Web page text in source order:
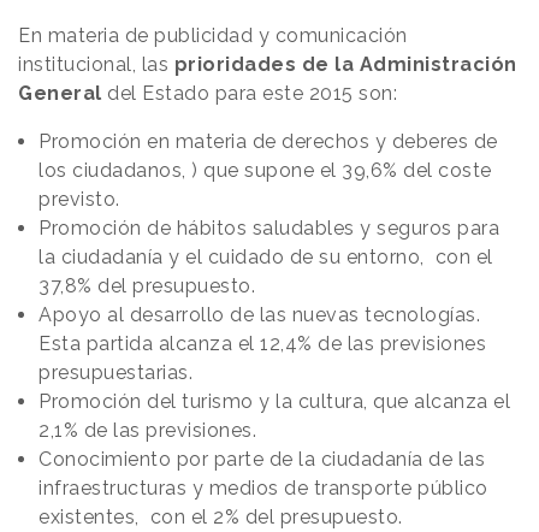
En materia de publicidad y comunicación
institucional, las prioridades de la Administración
General del Estado para este 2015 son:
Promoción en materia de derechos y deberes de
los ciudadanos, ) que supone el 39,6% del coste
previsto.
Promoción de hábitos saludables y seguros para
la ciudadanía y el cuidado de su entorno, con el
37,8% del presupuesto.
Apoyo al desarrollo de las nuevas tecnologías.
Esta partida alcanza el 12,4% de las previsiones
presupuestarias.
Promoción del turismo y la cultura, que alcanza el
2,1% de las previsiones.
Conocimiento por parte de la ciudadanía de las
infraestructuras y medios de transporte público
existentes, con el 2% del presupuesto.